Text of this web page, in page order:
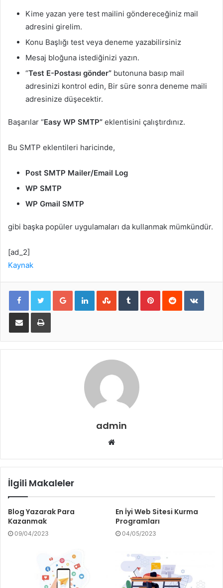
Kime yazan yere test mailini göndereceğiniz mail
adresini girelim.
Konu Başlığı test veya deneme yazabilirsiniz
Mesaj bloğuna istediğinizi yazın.
“Test E-Postası gönder” butonuna basıp mail
adresinizi kontrol edin, Bir süre sonra deneme maili
adresinize düşecektir.
Başarılar “Easy WP SMTP” eklentisini çalıştırdınız.
Bu SMTP eklentileri haricinde,
Post SMTP Mailer/Email Log
WP SMTP
WP Gmail SMTP
gibi başka popüler uygulamaları da kullanmak mümkündür.
[ad_2]
Kaynak
Google+LinkedInStumbleUpon
TumblrPinterestReddit
E-Posta ile paylaş Yazdır
admin
Web
İlgili Makaleler
Blog Yazarak Para
Kazanmak
09/04/2023
En İyi Web Sitesi Kurma
Programları
04/05/2023